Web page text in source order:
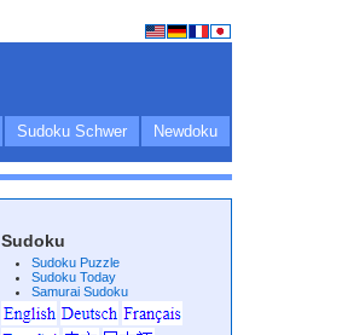
Newdoku
Sudoku Schwer
Sudoku
Sudoku Puzzle
Sudoku Today
Samurai Sudoku